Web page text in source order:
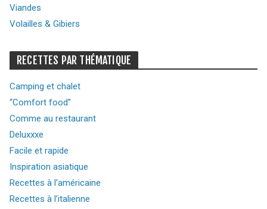
Viandes
Volailles & Gibiers
RECETTES PAR THÉMATIQUE
Camping et chalet
“Comfort food”
Comme au restaurant
Deluxxxe
Facile et rapide
Inspiration asiatique
Recettes à l’américaine
Recettes à l’italienne